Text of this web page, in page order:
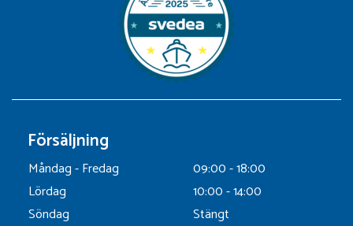
Försäljning
Måndag - Fredag
09:00 - 18:00
Lördag
10:00 - 14:00
Söndag
Stängt